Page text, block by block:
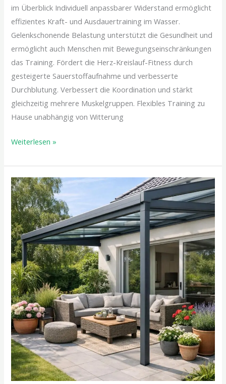
im Überblick Individuell anpassbarer Widerstand ermöglicht
effizientes Kraft- und Ausdauertraining im Wasser.
Gelenkschonende Belastung unterstützt die Gesundheit und
ermöglicht auch Menschen mit Bewegungseinschränkungen
das Training. Fördert die Herz-Kreislauf-Fitness durch
gesteigerte Sauerstoffaufnahme und verbesserte
Durchblutung. Verbessert die Koordination und stärkt
gleichzeitig mehrere Muskelgruppen. Flexibles Training zu
Hause unabhängig von Witterung
Weiterlesen »
Gestalte
deine
Terrasse
als
schattigen
Rückzugsort
für
heiße
Tage